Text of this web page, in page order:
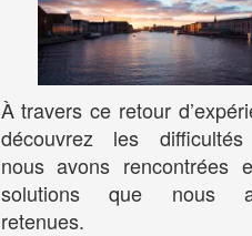
À travers ce retour
découvrez les
nous avons rencontrées
solutions que nous
retenues.